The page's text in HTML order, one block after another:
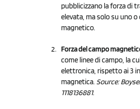
pubblicizzano la forza di
elevata, ma solo su uno
magnetico.
Forza del campo
come linee di campo, la
elettronica, rispetto ai 3
magnetica. Source:
1118136881.